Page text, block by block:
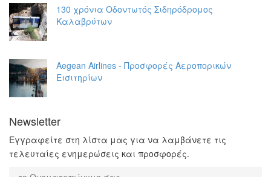
130 χρόνια Οδοντωτός Σιδηρόδρομος
Καλαβρύτων
Aegean Airlines - Προσφορές Αεροπορικών
Εισιτηρίων
Newsletter
Εγγραφείτε στη λίστα μας για να λαμβάνετε τις
τελευταίες ενημερώσεις και προσφορές.